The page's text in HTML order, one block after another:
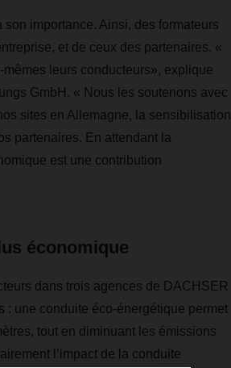
importance. Ainsi, des formateurs
et de ceux des partenaires. «
leurs conducteurs», explique
GmbH. « Nous les soutenons avec
sites en Allemagne, la sensibilisation
partenaires. En attendant la
est une contribution
économique
dans trois agences de DACHSER
: une conduite éco-énergétique permet
tout en diminuant les émissions
l’impact de la conduite